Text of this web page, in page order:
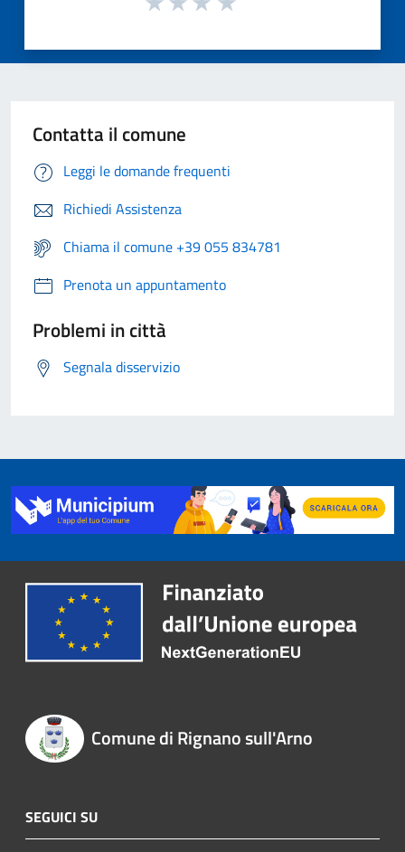
Contatta il comune
Leggi le domande frequenti
Richiedi Assistenza
Chiama il comune +39 055 834781
Prenota un appuntamento
Problemi in città
Segnala disservizio
Comune di Rignano sull'Arno
SEGUICI SU